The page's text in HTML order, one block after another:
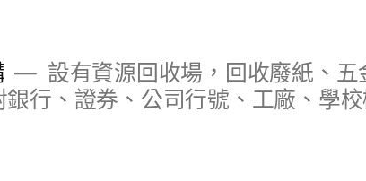
設有資源回收場，回收廢紙、
行、證券、公司行號、工廠、學